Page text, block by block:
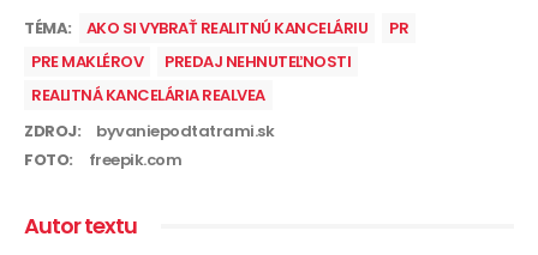
TÉMA: AKO SI VYBRAŤ REALITNÚ KANCELÁRIU
PR
PRE MAKLÉROV
PREDAJ NEHNUTEĽNOSTI
REALITNÁ KANCELÁRIA REALVEA
ZDROJ:
byvaniepodtatrami.sk
FOTO:
freepik.com
Autor textu